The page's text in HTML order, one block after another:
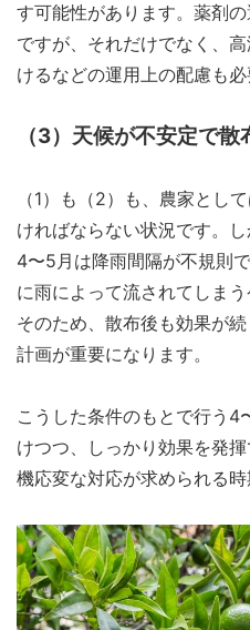
す可能性があります。薬剤
ですが、それだけでなく、
けるなどの運用上の配慮も必
（3）天候が不安定で
（1）も（2）も、農家とし
ければならない状況です。
4〜5月は降雨間隔が不規則
に雨によって流されてしま
そのため、散布後も効果が
計画が重要になります。
こうした条件のもとで行う4
けつつ、しっかり効果を発
機応変な対応が求められる時